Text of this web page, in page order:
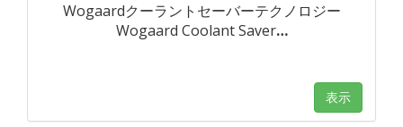
Wogaardクーラントセーバーテクノロジー
Wogaard Coolant Saver…
表示